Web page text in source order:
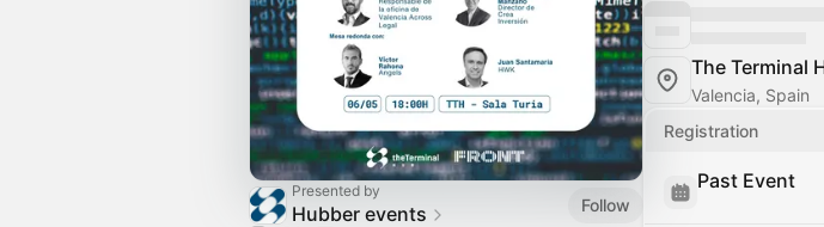
Presented by
Hubber events Follow
The Terminal
Valencia, Spain
Registration
Past Event